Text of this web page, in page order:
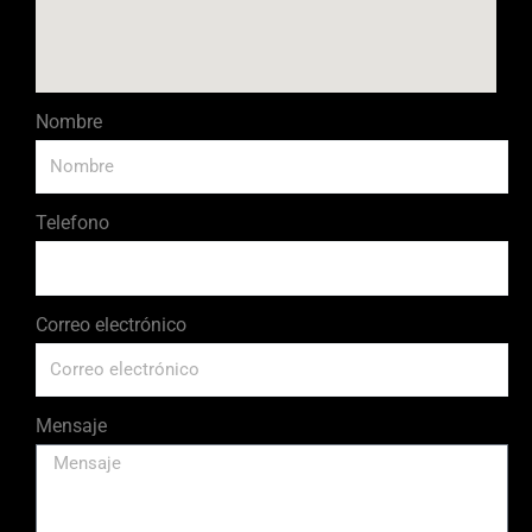
Nombre
Telefono
Correo electrónico
Mensaje